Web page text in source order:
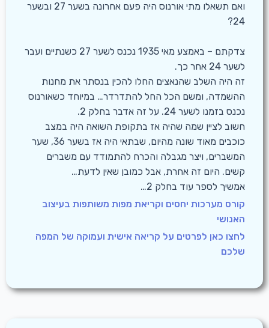
ואם תשאלו מתי אורנוס היה פעם אחרונה בשער 27 ובשער
24?
צדקתם – באמצע מאי 1935 נכנס לשער 27 כשנתיים ועבר
לשער 24 אחר כך.
זה היה השלב שהנאצים החלו להכין בנסתר את מחנות
ההשמדה, ומשם הכל החל להתדרדר… במיוחד כשאורנוס
נכנס בזמנו לשער 24. על זה אדבר בחלק 2.
חשוב לציין שמה שהיה אז בתקופת השואה היה במצב
כוכבים מאוד שונה מהיום, שבתאי היה אז בשער 36, שער
המשברים, ויצר מגבלה והכרח להתמודד עם משברים
קשים. היום זה אחרת, אבל כמובן שאין לדעת…
אמשיך לספר עוד בחלק 2…
קורס מערכות יחסים וקריאת מפות משותפות בעיצוב
האנושי
לחצו כאן לפרטים על קריאה אישית ועמוקה של המפה
שלכם